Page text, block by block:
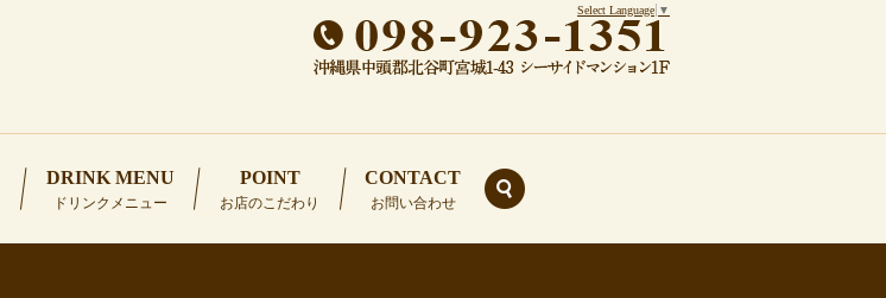
Select Language ▼
DRINK MENU
ドリンクメニュー
POINT
お店のこだわり
CONTACT
お問い合わせ
search